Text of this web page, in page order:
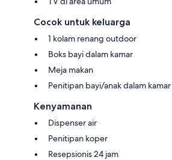
Cocok untuk keluarga
1 kolam renang outdoor
Boks bayi dalam kamar
Meja makan
Penitipan bayi/anak dalam kamar
Kenyamanan
Dispenser air
Penitipan koper
Resepsionis 24 jam